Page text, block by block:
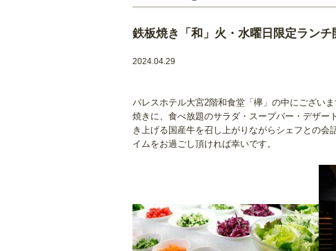
鉄板焼き「和」火・水曜日限定ランチ
2024.04.29
パレスホテル大宮2階和食堂「欅」の中にござい
焼きに、食べ放題のサラダ・スープバー・デザー
き上げる国産牛を召し上がりながらシェフとの
イムをお過ごし頂ければ幸いです。